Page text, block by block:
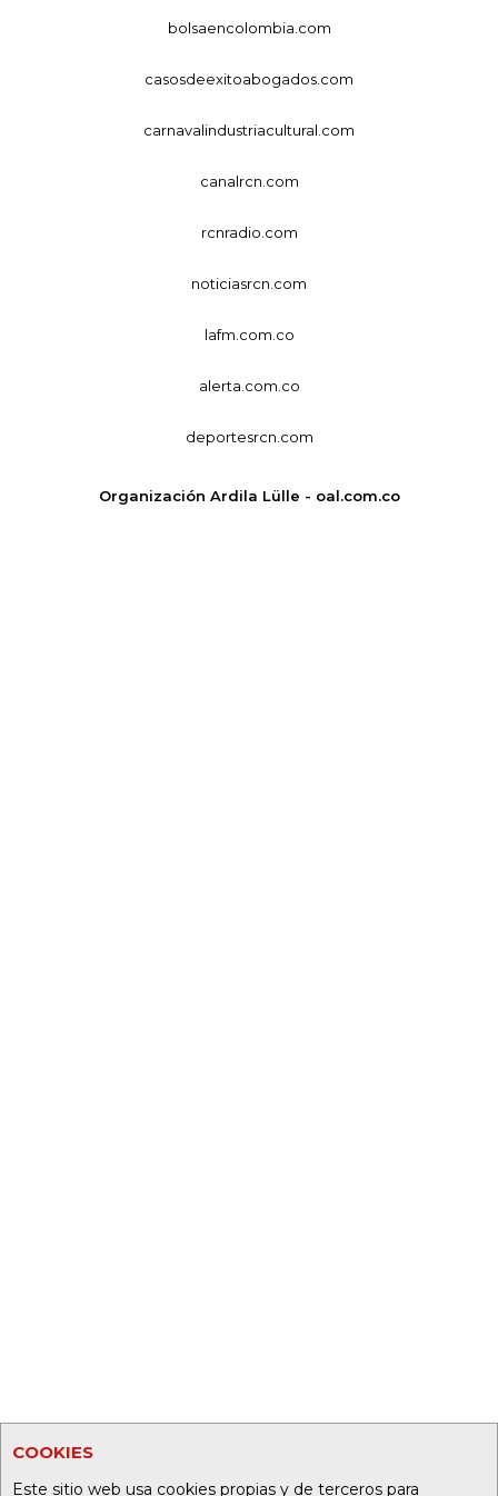
COOKIES
Este sitio web usa cookies propias y de terceros para
bolsaencolombia.com
casosdeexitoabogados.com
carnavalindustriacultural.com
canalrcn.com
rcnradio.com
noticiasrcn.com
lafm.com.co
alerta.com.co
deportesrcn.com
Organización Ardila Lülle - oal.com.co